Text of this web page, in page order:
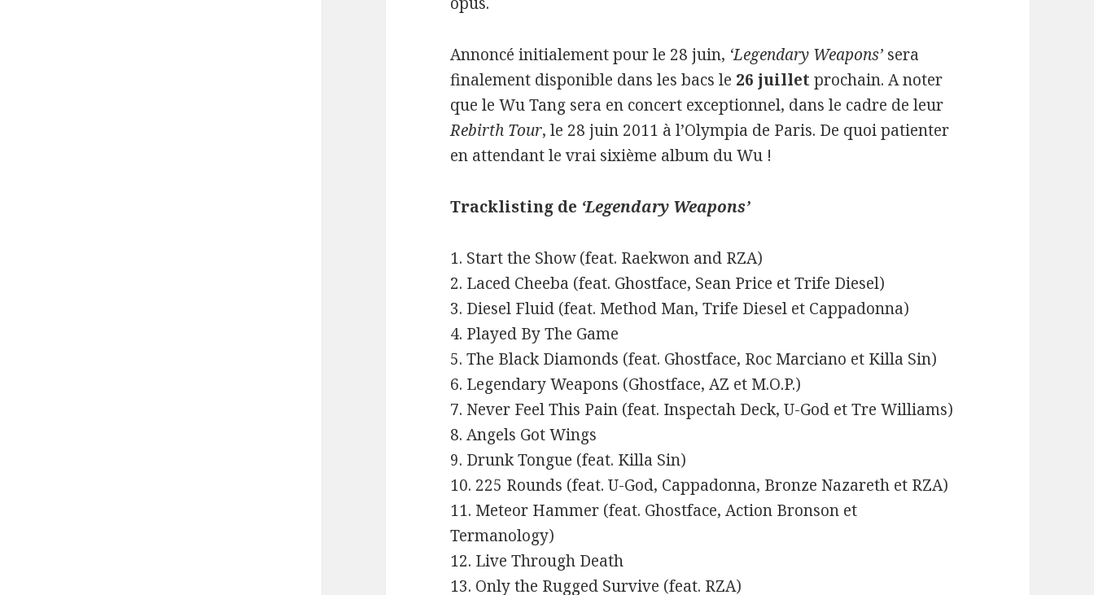
Annoncé initialement pour le 28 juin, ‘Legendary Weapons’ sera
finalement disponible dans les bacs le 26 juillet prochain. A noter
que le Wu Tang sera en concert exceptionnel, dans le cadre de leur
Rebirth Tour, le 28 juin 2011 à l’Olympia de Paris. De quoi patienter
en attendant le vrai sixième album du Wu !
Tracklisting de ‘Legendary Weapons’
1. Start the Show (feat. Raekwon and RZA)
2. Laced Cheeba (feat. Ghostface, Sean Price et Trife Diesel)
3. Diesel Fluid (feat. Method Man, Trife Diesel et Cappadonna)
4. Played By The Game
5. The Black Diamonds (feat. Ghostface, Roc Marciano et Killa Sin)
6. Legendary Weapons (Ghostface, AZ et M.O.P.)
7. Never Feel This Pain (feat. Inspectah Deck, U-God et Tre Williams)
8. Angels Got Wings
9. Drunk Tongue (feat. Killa Sin)
10. 225 Rounds (feat. U-God, Cappadonna, Bronze Nazareth et RZA)
11. Meteor Hammer (feat. Ghostface, Action Bronson et
Termanology)
12. Live Through Death
13. Only the Rugged Survive (feat. RZA)